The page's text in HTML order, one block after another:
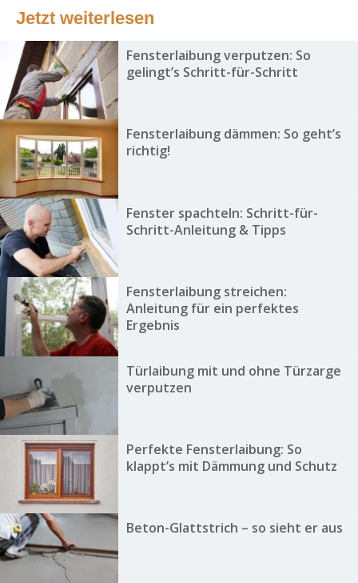
Jetzt weiterlesen
Fensterlaibung verputzen: So
gelingt’s Schritt-für-Schritt
Fensterlaibung dämmen: So geht’s
richtig!
Fenster spachteln: Schritt-für-
Schritt-Anleitung & Tipps
Fensterlaibung streichen:
Anleitung für ein perfektes
Ergebnis
Türlaibung mit und ohne Türzarge
verputzen
Perfekte Fensterlaibung: So
klappt’s mit Dämmung und Schutz
Beton-Glattstrich – so sieht er aus